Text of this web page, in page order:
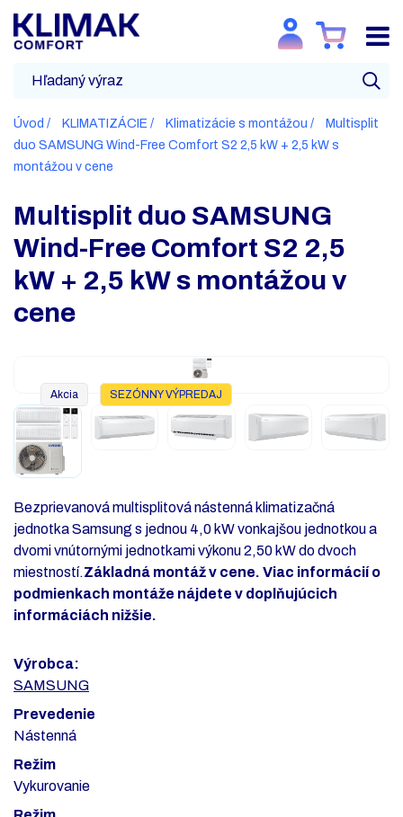
Úvod KLIMATIZÁCIE Klimatizácie s montážou
Multisplit
duo SAMSUNG Wind-Free Comfort S2 2,5 kW + 2,5 kW s
montážou v cene
Multisplit duo SAMSUNG
Wind-Free Comfort S2 2,5
kW + 2,5 kW s montážou v
cene
Akcia SEZÓNNY VÝPREDAJ
Bezprievanová multisplitová nástenná klimatizačná
jednotka Samsung s jednou 4,0 kW vonkajšou jednotkou a
dvomi vnútornými jednotkami výkonu 2,50 kW do dvoch
miestností.Základná montáž v cene. Viac informácií o
podmienkach montáže nájdete v doplňujúcich
informáciách nižšie.
Výrobca:
SAMSUNG
Prevedenie
Nástenná
Režim
Vykurovanie